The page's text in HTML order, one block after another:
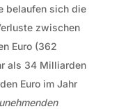
belaufen sich die
zwischen
Euro (362
als 34 Milliarden
Euro im Jahr